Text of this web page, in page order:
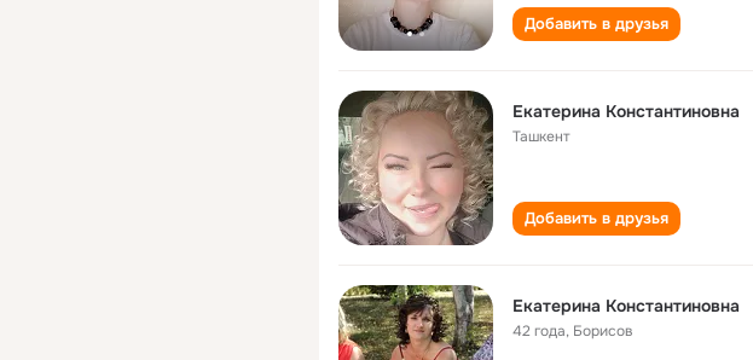
Добавить в друзья
Екатерина Константиновна
Ташкент
Добавить в друзья
Екатерина Константиновна
42 года, Борисов